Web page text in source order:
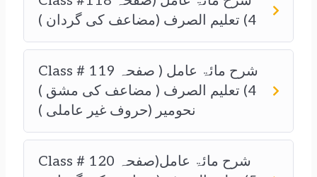
4) تعلیم الصرف (مضاعف کی گردان )
Class # 119 شرح مائۃ عامل ( صفحہ
4) تعلیم الصرف ( مضاعف کی مشق )
نحومیر (حروف غیر عاملی )
Class # 120 شرح مائۃ عامل(صفحہ